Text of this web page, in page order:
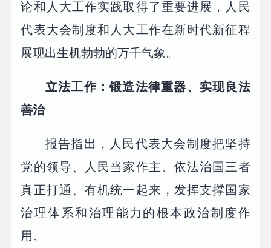
论和人大工作实践取得了重要进展，人民
代表大会制度和人大工作在新时代新征程
展现出生机勃勃的万千气象。
立法工作：锻造法律重器、实现良法
善治
报告指出，人民代表大会制度把坚持
党的领导、人民当家作主、依法治国三者
真正打通、有机统一起来，发挥支撑国家
治理体系和治理能力的根本政治制度作
用。